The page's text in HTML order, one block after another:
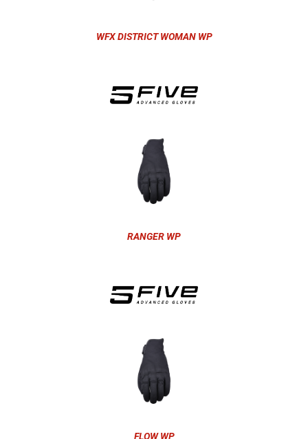
WFX DISTRICT WOMAN WP
RANGER WP
FLOW WP